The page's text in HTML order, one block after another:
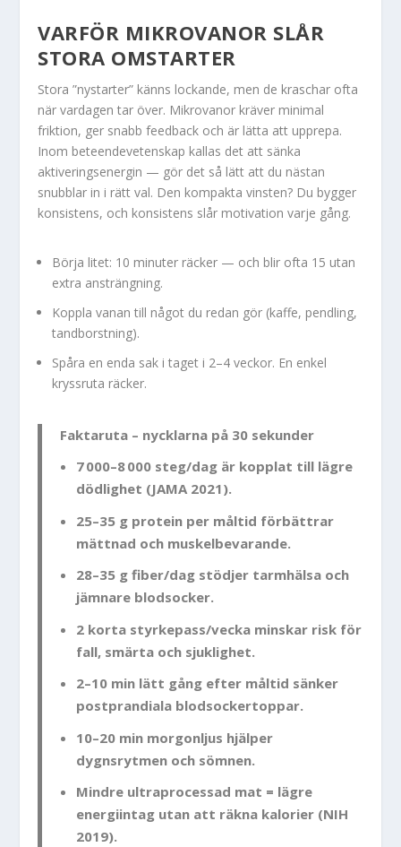
VARFÖR MIKROVANOR SLÅR
STORA OMSTARTER
Stora ”nystarter” känns lockande, men de kraschar ofta
när vardagen tar över. Mikrovanor kräver minimal
friktion, ger snabb feedback och är lätta att upprepa.
Inom beteendevetenskap kallas det att sänka
aktiveringsenergin — gör det så lätt att du nästan
snubblar in i rätt val. Den kompakta vinsten? Du bygger
konsistens, och konsistens slår motivation varje gång.
Börja litet: 10 minuter räcker — och blir ofta 15 utan
extra ansträngning.
Koppla vanan till något du redan gör (kaffe, pendling,
tandborstning).
Spåra en enda sak i taget i 2–4 veckor. En enkel
kryssruta räcker.
Faktaruta – nycklarna på 30 sekunder
7 000–8 000 steg/dag är kopplat till lägre
dödlighet (JAMA 2021).
25–35 g protein per måltid förbättrar
mättnad och muskelbevarande.
28–35 g fiber/dag stödjer tarmhälsa och
jämnare blodsocker.
2 korta styrkepass/vecka minskar risk för
fall, smärta och sjuklighet.
2–10 min lätt gång efter måltid sänker
postprandiala blodsockertoppar.
10–20 min morgonljus hjälper
dygnsrytmen och sömnen.
Mindre ultraprocessad mat = lägre
energiintag utan att räkna kalorier (NIH
2019).